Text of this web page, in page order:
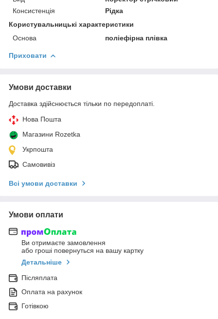
Консистенція
Рідка
Користувальницькі характеристики
Основа
поліефірна плівка
Приховати
Умови доставки
Доставка здійснюється тільки по передоплаті.
Нова Пошта
Магазини Rozetka
Укрпошта
Самовивіз
Всі умови доставки
Умови оплати
Ви отримаєте замовлення
або гроші повернуться на вашу картку
Детальніше
Післяплата
Оплата на рахунок
Готівкою